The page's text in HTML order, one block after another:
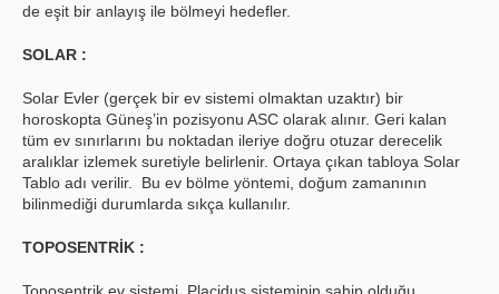
de eşit bir anlayış ile bölmeyi hedefler.
SOLAR :
Solar Evler (gerçek bir ev sistemi olmaktan uzaktır) bir
horoskopta Güneş’in pozisyonu ASC olarak alınır. Geri kalan
tüm ev sınırlarını bu noktadan ileriye doğru otuzar derecelik
aralıklar izlemek suretiyle belirlenir. Ortaya çıkan tabloya Solar
Tablo adı verilir. Bu ev bölme yöntemi, doğum zamanının
bilinmediği durumlarda sıkça kullanılır.
TOPOSENTRİK :